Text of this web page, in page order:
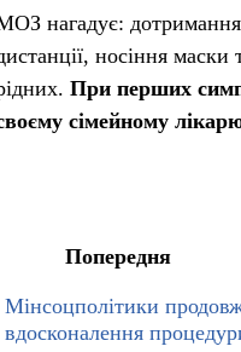
нагадує:
носіння
При перших
сімейному
Попередня
Мінсоцполітики
вдосконалення